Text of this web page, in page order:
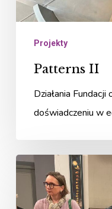
Projekty
Patterns II
Działania
doświadczeniu w
Wizyta
Narwie